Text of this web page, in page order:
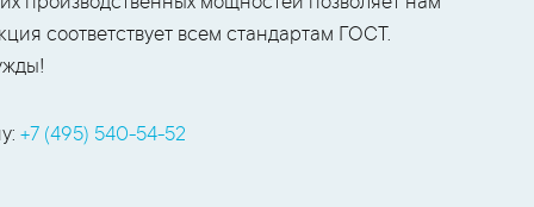
соответствует всем стандартам ГОСТ.
+7 (495) 540-54-52